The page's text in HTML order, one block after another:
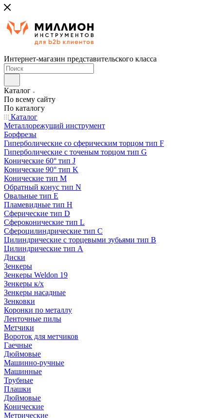
Интернет-магазин представительского класса
Каталог
По всему сайту
По каталогу
Каталог
Металлорежущий инструмент
Борфрезы
Гиперболические cо сферическим торцом тип F
Гиперболические с точеным торцом тип G
Конические 60° тип J
Конические 90° тип K
Конические тип M
Обратный конус тип N
Овальные тип E
Пламевидные тип H
Сферические тип D
Сфероконические тип L
Сфероцилиндрические тип C
Цилиндрические с торцевыми зубьями тип B
Цилиндрические тип А
Диски
Зенкеры
Зенкеры Weldon 19
Зенкеры к/х
Зенкеры насадные
Зенковки
Коронки по металлу
Ленточные пилы
Метчики
Вороток для метчиков
Гаечные
Дюймовые
Машинно-ручные
Машинные
Трубные
Плашки
Дюймовые
Конические
Метрические